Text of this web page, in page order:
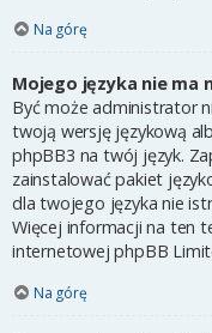
Na górę
Mojego języka nie ma
Być może administrator
twoją wersję językową
phpBB3 na twój język.
zainstalować pakiet
dla twojego języka nie
Więcej informacji na ten
internetowej phpBB
Na górę